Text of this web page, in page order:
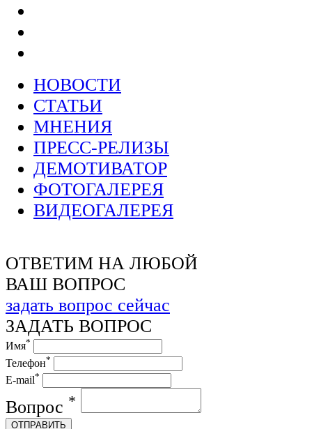
НОВОСТИ
СТАТЬИ
МНЕНИЯ
ПРЕСС-РЕЛИЗЫ
ДЕМОТИВАТОР
ФОТОГАЛЕРЕЯ
ВИДЕОГАЛЕРЕЯ
ОТВЕТИМ НА ЛЮБОЙ
ВАШ ВОПРОС
задать вопрос сейчас
ЗАДАТЬ ВОПРОС
Имя*
Телефон*
E-mail*
Вопрос *
ОТПРАВИТЬ